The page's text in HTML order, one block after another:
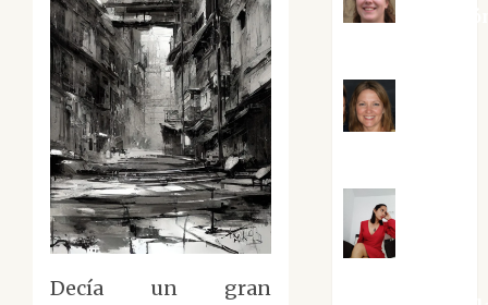
Decía un gran